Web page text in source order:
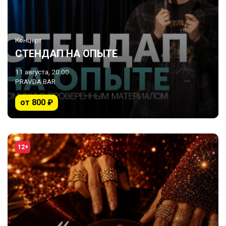
Концерт
СТЕНДАП НА ОПЫТЕ
11 августа, 20:00
PRAVDA BAR
от 800 ₽
12+